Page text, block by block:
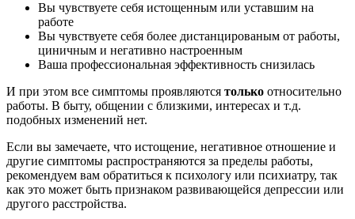
Вы чувствуете себя истощенным или уставшим на
работе
Вы чувствуете себя более дистанцированым от работы,
циничным и негативно настроенным
Ваша профессиональная эффективность снизилась
И при этом все симптомы проявляются только относительно
работы. В быту, общении с близкими, интересах и т.д.
подобных изменений нет.
Если вы замечаете, что истощение, негативное отношение и
другие симптомы распространяются за пределы работы,
рекомендуем вам обратиться к психологу или психиатру, так
как это может быть признаком развивающейся депрессии или
другого расстройства.